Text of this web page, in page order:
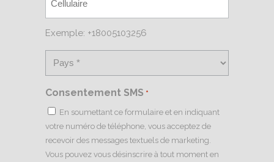
Exemple: +18005103256
Consentement SMS *
En soumettant ce formulaire et en indiquant
votre numéro de téléphone, vous acceptez de
recevoir des messages textuels de marketing.
Vous pouvez vous désinscrire à tout moment en